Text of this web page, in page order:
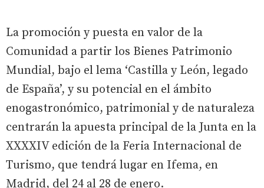
La promoción y puesta en valor de la
Comunidad a partir los Bienes Patrimonio
Mundial, bajo el lema ‘Castilla y León, legado
de España’, y su potencial en el ámbito
enogastronómico, patrimonial y de naturaleza
centrarán la apuesta principal de la Junta en la
XXXXIV edición de la Feria Internacional de
Turismo, que tendrá lugar en Ifema, en
Madrid, del 24 al 28 de enero.